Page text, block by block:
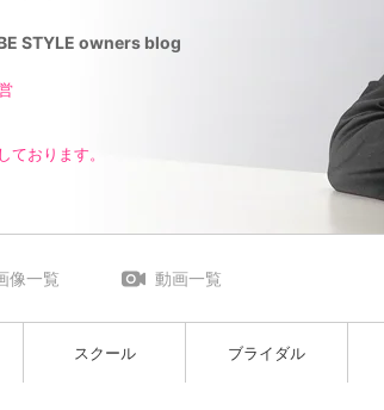
STYLE owners blog
おります。
像一覧 動画一覧
スクール ブライダル